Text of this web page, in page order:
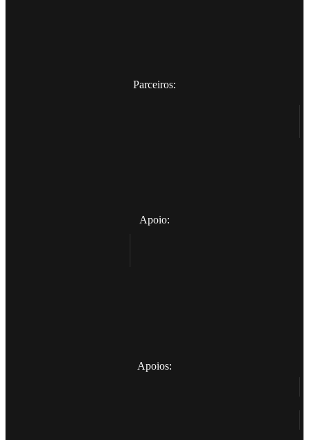
Parceiros:
Apoio:
Apoios: